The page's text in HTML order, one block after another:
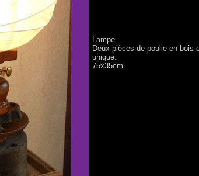
Lampe
Deux pièces de poulie en bois
unique.
75x35cm